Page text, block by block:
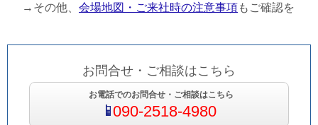
→その他、 会場地図・ご来社時の注意事項もご確認を
お問合せ・ご相談はこちら
お電話でのお問合せ・ご相談はこちら
090-2518-4980